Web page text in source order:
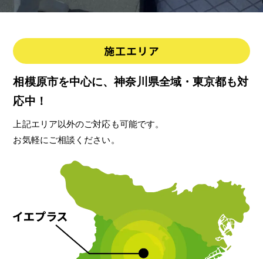
相模原市を中心に、神奈川県全域・東京都も対
応中！
上記エリア以外のご対応も可能です。
お気軽にご相談ください。